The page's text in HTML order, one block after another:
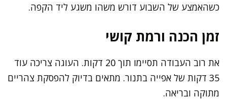
כשהאמצע של השבוע דורש משהו משגע ליד הקפה.
זמן הכנה ורמת קושי
את רוב העבודה תסיימו תוך 20 דקות. העוגה צריכה עוד
35 דקות של אפייה בתנור. מתאים בדיוק להפסקת צהריים
מתוקה ובריאה.